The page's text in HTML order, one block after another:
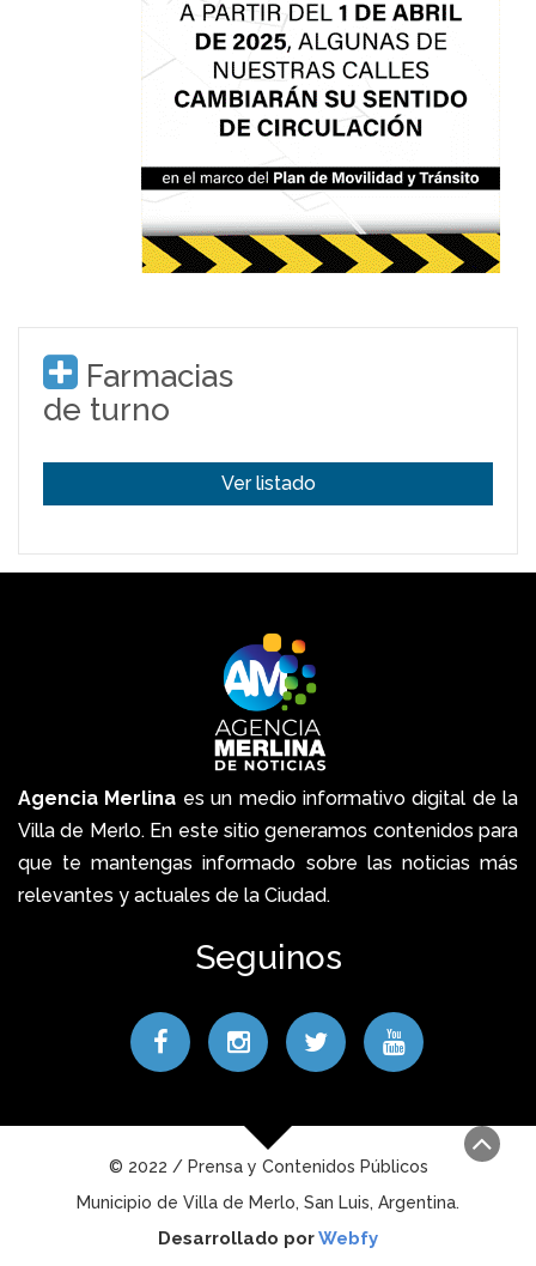
Farmacias
de turno
Ver listado
Agencia Merlina es un medio informativo digital de la
Villa de Merlo. En este sitio generamos contenidos para
que te mantengas informado sobre las noticias más
relevantes y actuales de la Ciudad.
Seguinos
© 2022 / Prensa y Contenidos Públicos
Municipio de Villa de Merlo, San Luis, Argentina.
Desarrollado porWebfy